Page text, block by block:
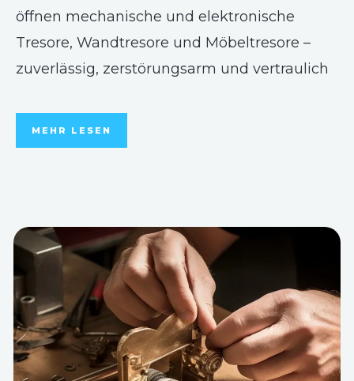
öffnen mechanische und elektronische
Tresore, Wandtresore und Möbeltresore –
zuverlässig, zerstörungsarm und vertraulich
MEHR LESEN